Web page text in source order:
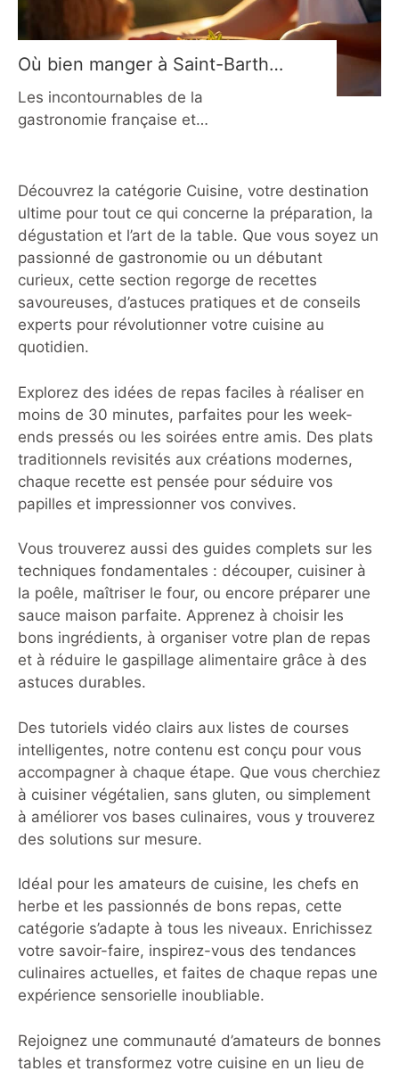
particulièrement apprécié lors des
repas familiaux, des fêtes patronales
Où bien manger à Saint-Barth
en 2026 ?
Les incontournables de la
gastronomie française et
singulière de l’île : un mélange raffiné
entre élégance française, influences
mondiales et authenticité caribéenne.
Les chefs s’inspirent des saisons, des
produits locaux et des rencontres
internationales pour offrir des
expériences gustatives marquantes.
Que vous soyez attiré par une cuisine
Découvrez la catégorie Cuisine, votre destination
ultime pour tout ce qui concerne la préparation, la
dégustation et l’art de la table. Que vous soyez un
passionné de gastronomie ou un débutant
curieux, cette section regorge de recettes
savoureuses, d’astuces pratiques et de conseils
experts pour révolutionner votre cuisine au
quotidien.
Explorez des idées de repas faciles à réaliser en
moins de 30 minutes, parfaites pour les week-
ends pressés ou les soirées entre amis. Des plats
traditionnels revisités aux créations modernes,
chaque recette est pensée pour séduire vos
papilles et impressionner vos convives.
Vous trouverez aussi des guides complets sur les
techniques fondamentales : découper, cuisiner à
la poêle, maîtriser le four, ou encore préparer une
sauce maison parfaite. Apprenez à choisir les
bons ingrédients, à organiser votre plan de repas
et à réduire le gaspillage alimentaire grâce à des
astuces durables.
Des tutoriels vidéo clairs aux listes de courses
intelligentes, notre contenu est conçu pour vous
accompagner à chaque étape. Que vous cherchiez
à cuisiner végétalien, sans gluten, ou simplement
à améliorer vos bases culinaires, vous y trouverez
des solutions sur mesure.
Idéal pour les amateurs de cuisine, les chefs en
herbe et les passionnés de bons repas, cette
catégorie s’adapte à tous les niveaux. Enrichissez
votre savoir-faire, inspirez-vous des tendances
culinaires actuelles, et faites de chaque repas une
expérience sensorielle inoubliable.
Rejoignez une communauté d’amateurs de bonnes
tables et transformez votre cuisine en un lieu de